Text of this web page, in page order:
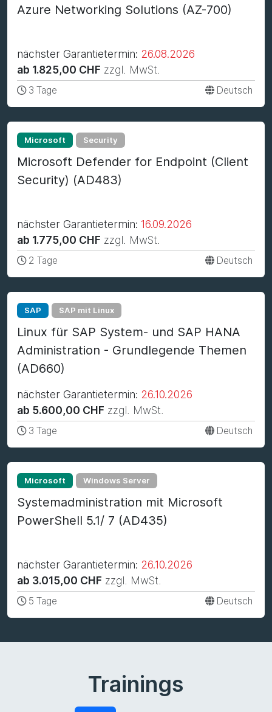
Azure Networking Solutions (AZ-700)
nächster Garantietermin: 26.08.2026
ab 1.825,00 CHF zzgl. MwSt.
3 Tage Deutsch
Microsoft Security
Microsoft Defender for Endpoint (Client
Security) (AD483)
nächster Garantietermin: 16.09.2026
ab 1.775,00 CHF zzgl. MwSt.
2 Tage Deutsch
SAP SAP mit Linux
Linux für SAP System- und SAP HANA
Administration - Grundlegende Themen
(AD660)
nächster Garantietermin: 26.10.2026
ab 5.600,00 CHF zzgl. MwSt.
3 Tage Deutsch
Microsoft Windows Server
Systemadministration mit Microsoft
PowerShell 5.1/ 7 (AD435)
nächster Garantietermin: 26.10.2026
ab 3.015,00 CHF zzgl. MwSt.
5 Tage Deutsch
Trainings